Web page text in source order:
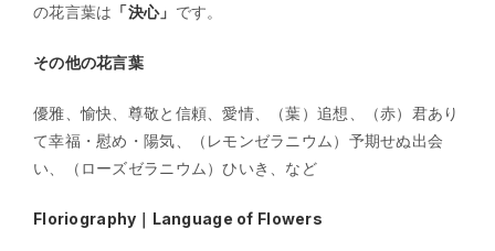
の花言葉は 「決心」 です。
その他の花言葉
優雅、愉快、尊敬と信頼、愛情、（葉）追想、（赤）君あり
て幸福・慰め・陽気、（レモンゼラニウム）予期せぬ出会
い、（ローズゼラニウム）ひいき、など
Floriography｜Language of Flowers